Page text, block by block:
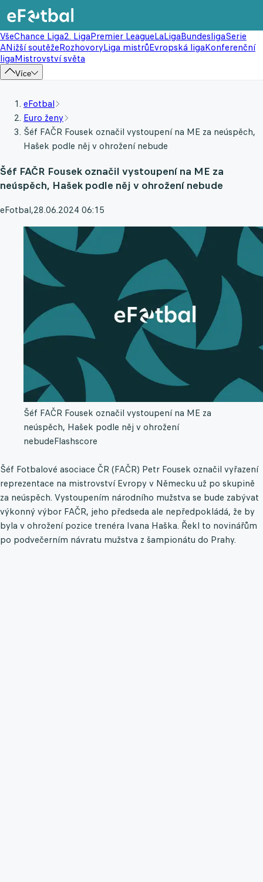
VšeChance Liga2. LigaPremier LeagueLaLigaBundesligaSerie
ANižší soutěžeRozhovoryLiga mistrůEvropská ligaKonferenční
ligaMistrovství světa
Více
eFotbal
Euro ženy
Šéf FAČR Fousek označil vystoupení na ME za neúspěch,
Hašek podle něj v ohrožení nebude
Šéf FAČR Fousek označil vystoupení na ME za
neúspěch, Hašek podle něj v ohrožení nebude
eFotbal,28.06.2024 06:15
Šéf FAČR Fousek označil vystoupení na ME za
neúspěch, Hašek podle něj v ohrožení
nebudeFlashscore
Šéf Fotbalové asociace ČR (FAČR) Petr Fousek označil vyřazení
reprezentace na mistrovství Evropy v Německu už po skupině
za neúspěch. Vystoupením národního mužstva se bude zabývat
výkonný výbor FAČR, jeho předseda ale nepředpokládá, že by
byla v ohrožení pozice trenéra Ivana Haška. Řekl to novinářům
po podvečerním návratu mužstva z šampionátu do Prahy.